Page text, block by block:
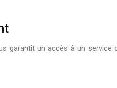
garantit un accès à un